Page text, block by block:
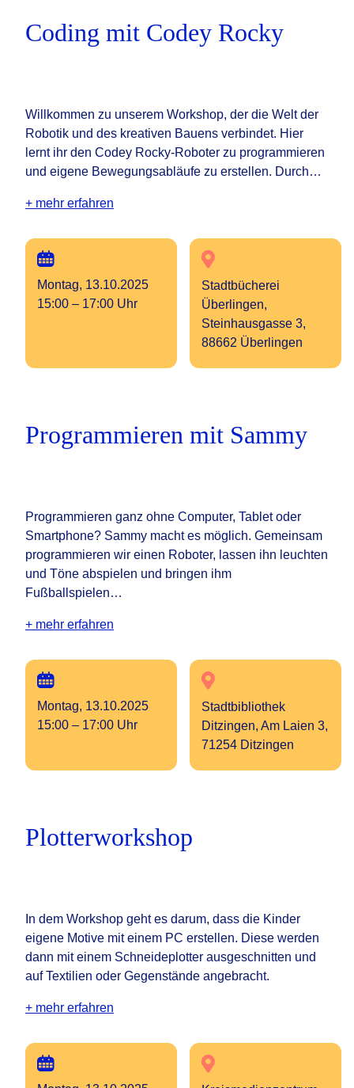
Coding mit Codey Rocky
Willkommen zu unserem Workshop, der die Welt der
Robotik und des kreativen Bauens verbindet. Hier
lernt ihr den Codey Rocky-Roboter zu programmieren
und eigene Bewegungsabläufe zu erstellen. Durch…
+ mehr erfahren
Montag, 13.10.2025
15:00 – 17:00 Uhr
Stadtbücherei
Überlingen,
Steinhausgasse 3,
88662 Überlingen
Programmieren mit Sammy
Programmieren ganz ohne Computer, Tablet oder
Smartphone? Sammy macht es möglich. Gemeinsam
programmieren wir einen Roboter, lassen ihn leuchten
und Töne abspielen und bringen ihm
Fußballspielen…
+ mehr erfahren
Montag, 13.10.2025
15:00 – 17:00 Uhr
Stadtbibliothek
Ditzingen, Am Laien 3,
71254 Ditzingen
Plotterworkshop
In dem Workshop geht es darum, dass die Kinder
eigene Motive mit einem PC erstellen. Diese werden
dann mit einem Schneideplotter ausgeschnitten und
auf Textilien oder Gegenstände angebracht.
+ mehr erfahren